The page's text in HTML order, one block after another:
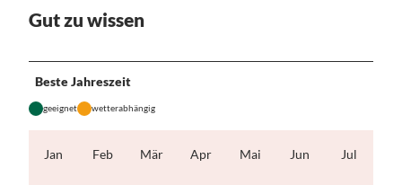
Gut zu wissen
Beste Jahreszeit
geeignet wetterabhängig
Jan Feb Mär Apr Mai Jun Jul